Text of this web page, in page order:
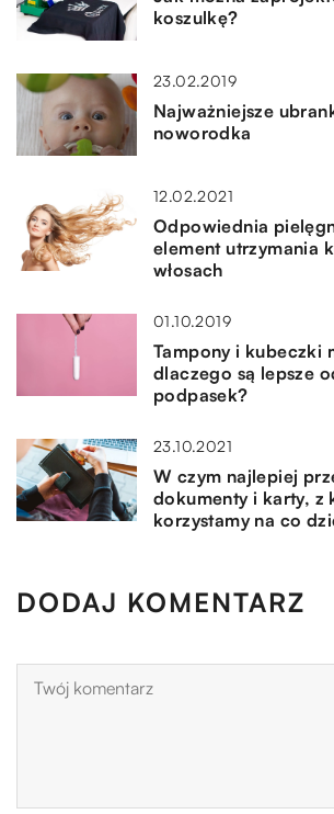
koszulkę?
23.02.2019
Najważniejsze
noworodka
12.02.2021
Odpowiednia
element utrzymania
włosach
01.10.2019
Tampony i kubeczki
dlaczego są lepsze
podpasek?
23.10.2021
W czym najlepiej
dokumenty i karty, z
korzystamy na co
DODAJ KOMENTARZ